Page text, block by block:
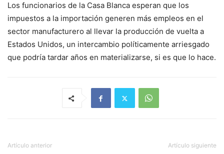
Los funcionarios de la Casa Blanca esperan que los
impuestos a la importación generen más empleos en el
sector manufacturero al llevar la producción de vuelta a
Estados Unidos, un intercambio políticamente arriesgado
que podría tardar años en materializarse, si es que lo hace.
Artículo anterior Artículo siguiente